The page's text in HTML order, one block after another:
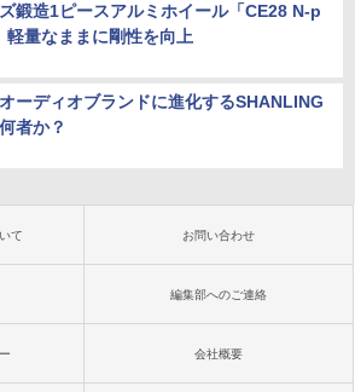
鍛造1ピースアルミホイール「CE28 N-p
軽量なままに剛性を向上
ーディオブランドに進化するSHANLING
者か？
て お問い合わせ
編集部へのご連絡
会社概要